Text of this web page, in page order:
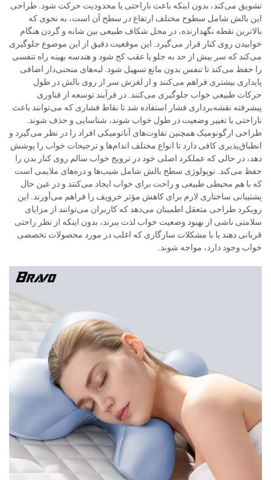
تشویق می‌کند، بدون اینکه باعث ناراحتی یا محدودیت حرکت شود. طراحی
این بالش شامل سطوح مختلف ارتفاع در سطح آن است، به نحوی که
بالاترین نقطه نگهدارنده، در محل شکاف طبیعی بین شانه و گردن هنگام
خوابیدن روی کنار قرار می‌گیرد. این موقعیت دقیق از این موضوع جلوگیری
می‌کند که سر بیش از حد به جلو یا عقب کج شود و هندسه بهینه راه تنفسی
را حفظ می‌کند تا تنفس بدون مانع تسهیل شود. لبه‌های منحنی‌دار اضافی
پایداری بیشتری فراهم می‌کنند و از لغزش سر از روی بالش در طول
حرکات طبیعی خواب جلوگیری می‌کنند. در فرآیند توسعه از فناوری
پیشرفته نقشه‌برداری فشار استفاده شد تا نقاط فشاری که می‌توانند باعث
ناراحتی یا تغییر وضعیت در طول خواب شوند، شناسایی و حذف شوند.
طراحی ارگونومیک همچنین تفاوت‌های آناتومیکی افراد را در نظر می‌گیرد و
انطباق‌پذیری کافی دارد تا انواع مختلف اندام‌ها و ترجیحات خواب را پوشش
دهد، در حالی که عملکرد اصلی خود در ترویج خواب سالم روی کنار بدن را
حفظ می‌کند. توپولوژی سطح بالش شامل شیب‌ها و دره‌های ملایمی است
که با هم محیطی طبیعی و راحت برای خواب ایجاد می‌کنند و در عین حال
پشتیبانی ساختاری لازم برای کاهش مؤثر خروپف را فراهم می‌آورند. این
رویکرد طراحی متعقل اطمینان می‌دهد که کاربران می‌توانند از مزایای
سلامتی ناشی از بهبود وضعیت خواب لذت ببرند، بدون اینکه از نظر راحتی
قربانی دهند یا با مشکلات سازگاری که اغلب در مورد محصولات تخصصی
خواب وجود دارد، مواجه شوند.